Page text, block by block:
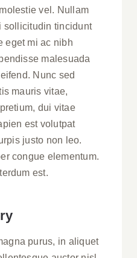
vel. Nullam
sollicitudin tincidunt
eget mi ac nibh
malesuada
Nunc sed
mauris vitae,
dui vitae
est volutpat
justo non leo.
congue elementum.
est.
purus, in aliquet